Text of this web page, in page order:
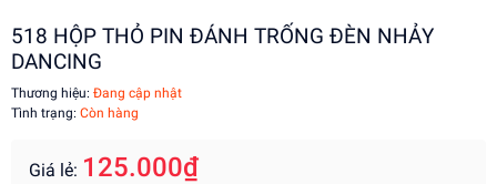
518 HỘP THỎ PIN ĐÁNH TRỐNG ĐÈN NHẢY
DANCING
Thương hiệu: Đang cập nhật
Tình trạng: Còn hàng
Giá lẻ: 125.000₫